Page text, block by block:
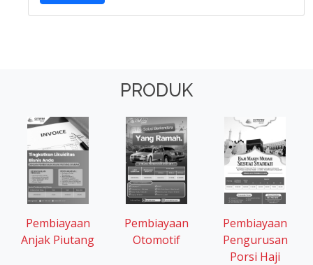
PRODUK
Pembiayaan
Anjak Piutang
Pembiayaan
Otomotif
Pembiayaan
Pengurusan
Porsi Haji